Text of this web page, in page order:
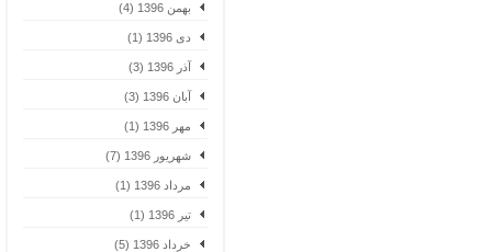
بهمن 1396 (4)
دی 1396 (1)
آذر 1396 (3)
آبان 1396 (3)
مهر 1396 (1)
شهریور 1396 (7)
مرداد 1396 (1)
تیر 1396 (1)
خرداد 1396 (5)